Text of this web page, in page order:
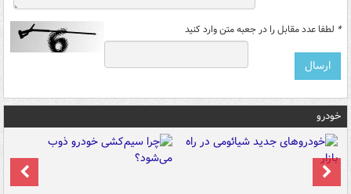
* لطفا عدد مقابل را در جعبه متن وارد کنید
خودرو